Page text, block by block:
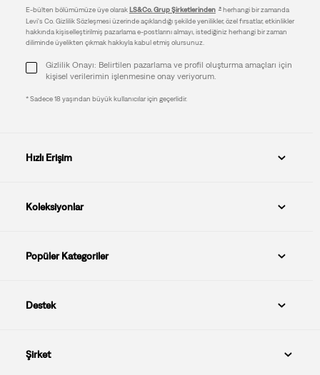
E-bülten bölümümüze üye olarakLS&Co. Grup Şirketlerinden
herhangi bir zamanda
Levi's Co. Gizlilik Sözleşmesi üzerinde açıklandığı şekilde yenilikler, özel fırsatlar, etkinlikler
hakkında kişiselleştirilmiş pazarlama e-postlarını almayı, istediğiniz herhangi bir zaman
diliminde üyelikten çıkmak hakkıyla kabul etmiş olursunuz.
Gizlilik Onayı: Belirtilen pazarlama ve profil oluşturma amaçları için
kişisel verilerimin işlenmesine onay veriyorum.
* Sadece 18 yaşından büyük kullanıcılar için geçerlidir.
Hızlı Erişim
Koleksiyonlar
Popüler Kategoriler
Destek
Şirket